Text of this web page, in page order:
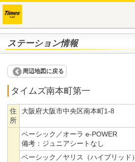
ステーション情報
周辺地図に戻る
タイムズ南本町第一
住
所
大阪府大阪市中央区南本町1-8
ベーシック／オーラ e-POWER
備考： ジュニアシートなし
ベーシック／ヤリス（ハイブリッド）